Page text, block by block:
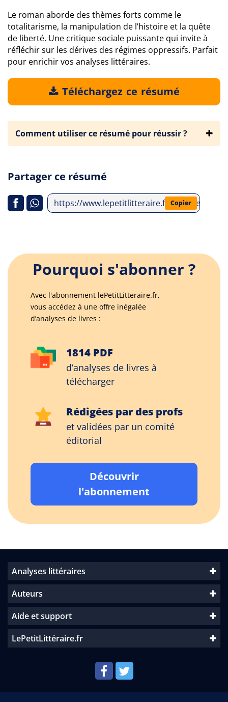
Le roman aborde des thèmes forts comme le
totalitarisme, la manipulation de l’histoire et la quête
de liberté. Une critique sociale puissante qui invite à
réfléchir sur les dérives des régimes oppressifs. Parfait
pour enrichir vos analyses littéraires.
Téléchargez ce résumé
Comment utiliser ce résumé pour réussir ?
Partager ce résumé
https://www.lepetitlitteraire.fr/analyses-
Copier
Pourquoi s'abonner ?
Avec l'abonnement lePetitLitteraire.fr,
vous accédez à une offre inégalée
d’analyses de livres :
1814 PDF
d’analyses de livres à
télécharger
Rédigées par des profs
et validées par un comité
éditorial
Découvrir
l'abonnement
Analyses littéraires
Auteurs
Aide et support
LePetitLittéraire.fr